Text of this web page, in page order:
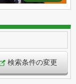
検索条件の変更